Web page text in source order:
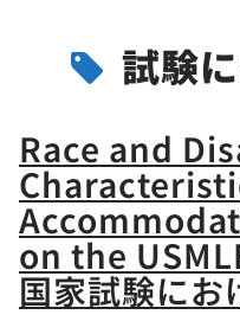
試験
Race and
on the
国家試験にお